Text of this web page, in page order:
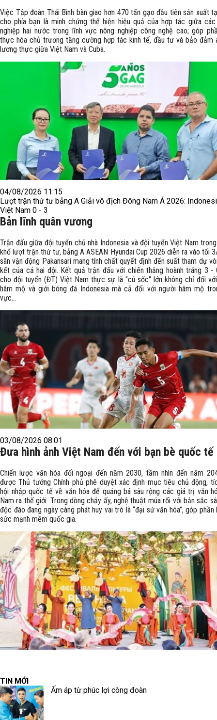
Việc Tập đoàn Thái Bình bàn giao hơn 470 tấn gạo đầu tiên sản xuất
cho phía bạn là minh chứng thể hiện hiệu quả của hợp tác giữa các
nghiệp hai nước trong lĩnh vực nông nghiệp công nghệ cao; góp
thực hóa chủ trương tăng cường hợp tác kinh tế, đầu tư và bảo đảm
lương thực giữa Việt Nam và Cuba.
04/08/2026 11:15
Lượt trận thứ tư bảng A Giải vô địch Đông Nam Á 2026:
Việt Nam 0 - 3
Bản lĩnh quân vương
Trận đấu giữa đội tuyển chủ nhà Indonesia và đội tuyển Việt Nam
khổ lượt trận thứ tư, bảng A ASEAN Hyundai Cup 2026 diễn ra vào tối
sân vận động Pakansari mang tính chất quyết định đến suất tham dự
kết của cả hai đội. Kết quả trận đấu với chiến thắng hoành tráng 3 -
cho đội tuyển (ĐT) Việt Nam thực sự là "cú sốc" lớn không chỉ đối
hâm mộ và giới bóng đá Indonesia mà cả đối với người hâm mộ
vực...
03/08/2026 08:01
Đưa hình ảnh Việt Nam đến với bạn bè quốc tế
Chiến lược văn hóa đối ngoại đến năm 2030, tầm nhìn đến năm
được Thủ tướng Chính phủ phê duyệt xác định mục tiêu chủ động,
hội nhập quốc tế về văn hóa để quảng bá sâu rộng các giá trị văn
Nam ra thế giới. Trong dòng chảy ấy, nghệ thuật múa rối với bản sắc
độc đáo đang ngày càng phát huy vai trò là “đại sứ văn hóa”, góp phần
sức mạnh mềm quốc gia.
TIN MỚI
Ấm áp từ phúc lợi công đoàn